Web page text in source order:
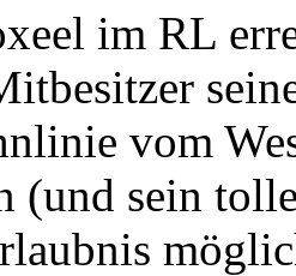
im RL
vom
(und sein